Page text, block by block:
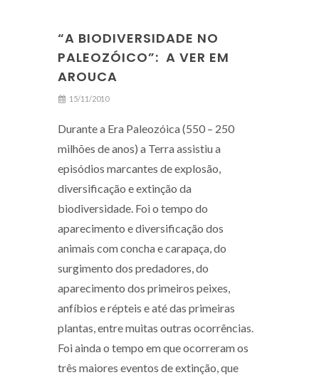
“A BIODIVERSIDADE NO
PALEOZÓICO”: A VER EM
AROUCA
15/11/2010
Durante a Era Paleozóica (550 – 250
milhões de anos) a Terra assistiu a
episódios marcantes de explosão,
diversificação e extinção da
biodiversidade. Foi o tempo do
aparecimento e diversificação dos
animais com concha e carapaça, do
surgimento dos predadores, do
aparecimento dos primeiros peixes,
anfíbios e répteis e até das primeiras
plantas, entre muitas outras ocorrências.
Foi ainda o tempo em que ocorreram os
três maiores eventos de extinção, que